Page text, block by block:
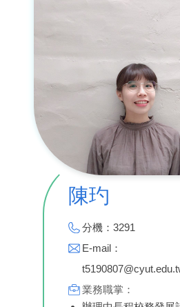
陳玓
分機：3291
E-mail：
業務職掌：